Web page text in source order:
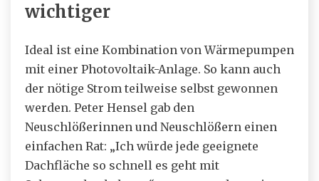
wichtiger
Ideal ist eine Kombination von Wärmepumpen
mit einer Photovoltaik-Anlage. So kann auch
der nötige Strom teilweise selbst gewonnen
werden. Peter Hensel gab den
Neuschlößerinnen und Neuschlößern einen
einfachen Rat: „Ich würde jede geeignete
Dachfläche so schnell es geht mit